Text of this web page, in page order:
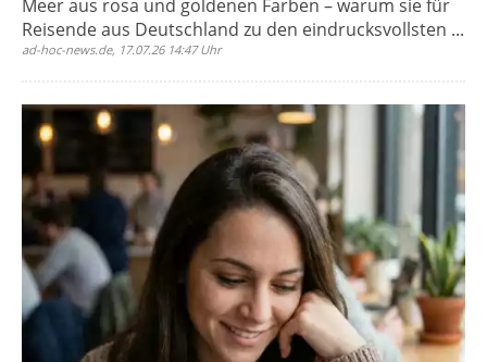
Meer aus rosa und goldenen Farben – warum sie für
Reisende aus Deutschland zu den eindrucksvollsten ...
ad-hoc-news.de, 17.07.26 14:47 Uhr